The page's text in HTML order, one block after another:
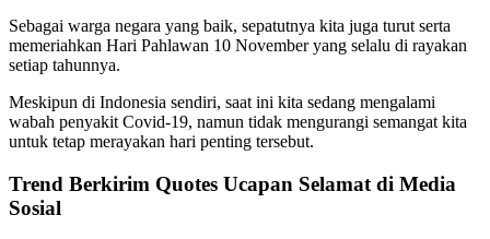
Sebagai warga negara yang baik, sepatutnya kita juga turut serta
memeriahkan Hari Pahlawan 10 November yang selalu di rayakan
setiap tahunnya.
Meskipun di Indonesia sendiri, saat ini kita sedang mengalami
wabah penyakit Covid-19, namun tidak mengurangi semangat kita
untuk tetap merayakan hari penting tersebut.
Trend Berkirim Quotes Ucapan Selamat di Media
Sosial